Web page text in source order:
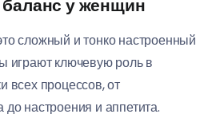
у женщин
сложный и тонко настроенный
играют ключевую роль в
всех процессов, от
до настроения и аппетита.